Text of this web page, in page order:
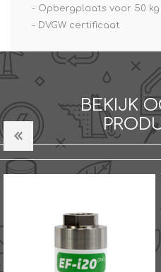
- Opbergplaats voor 50
- DVGW certificaat
BEKIJK